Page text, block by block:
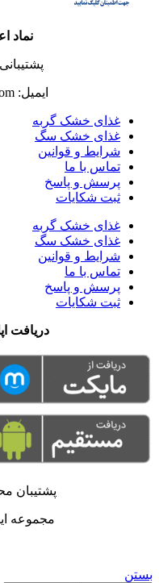
نماد
پشتیبانی:
ایمیل: petzip.ir@gmail.com
غذای خشک گربه
غذای خشک سگ
شرایط و قوانین
تماس با ما
پرسش و پاسخ
ثبت شکایات
غذای خشک گربه
غذای خشک سگ
شرایط و قوانین
تماس با ما
پرسش و پاسخ
ثبت شکایات
دریافت
پشتیبان
مجموعه
بستن